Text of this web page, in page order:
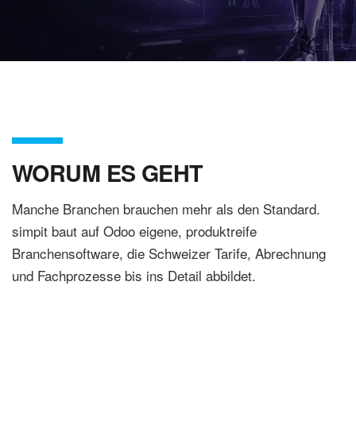
WORUM ES GEHT
Manche Branchen brauchen mehr als den Standard.
simpit baut auf Odoo eigene, produktreife
Branchensoftware, die Schweizer Tarife, Abrechnung
und Fachprozesse bis ins Detail abbildet.